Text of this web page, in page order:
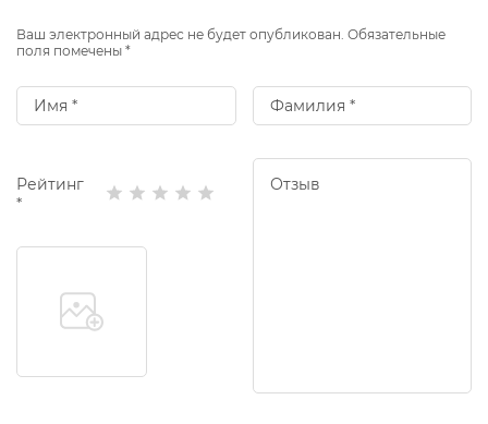
Ваш электронный адрес не будет опубликован. Обязательные
поля помечены *
Рейтинг
*